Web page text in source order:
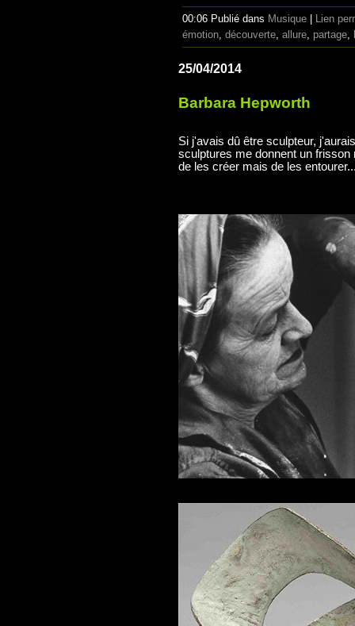
00:06 Publié dans Musique
Lien
émotion, découverte, allure, partage,
25/04/2014
Barbara Hepworth
Si j'avais dû être sculpteur,
sculptures me donnent un
de les créer mais de les